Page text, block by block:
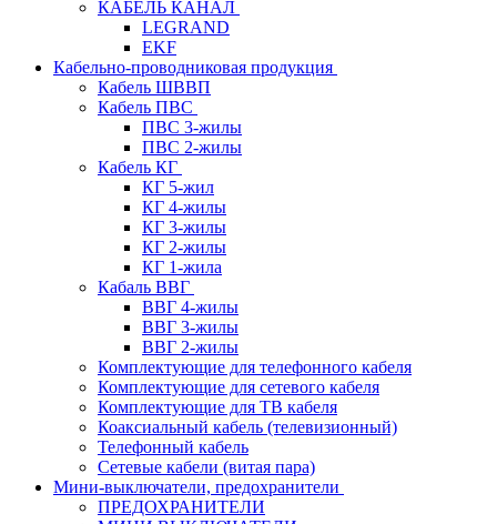
КАБЕЛЬ КАНАЛ
LEGRAND
EKF
Кабельно-проводниковая продукция
Кабель ШВВП
Кабель ПВС
ПВС 3-жилы
ПВС 2-жилы
Кабель КГ
КГ 5-жил
КГ 4-жилы
КГ 3-жилы
КГ 2-жилы
КГ 1-жила
Кабаль ВВГ
ВВГ 4-жилы
ВВГ 3-жилы
ВВГ 2-жилы
Комплектующие для телефонного кабеля
Комплектующие для сетевого кабеля
Комплектующие для ТВ кабеля
Коаксиальный кабель (телевизионный)
Телефонный кабель
Сетевые кабели (витая пара)
Мини-выключатели, предохранители
ПРЕДОХРАНИТЕЛИ